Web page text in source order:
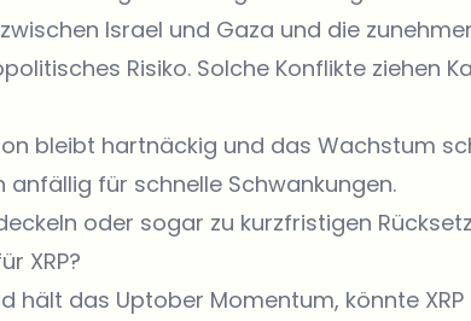
Israel und Gaza und die
Risiko. Solche Konflikte ziehen
bleibt hartnäckig und das Wachstum
für schnelle Schwankungen.
oder sogar zu kurzfristigen
XRP?
hält das Uptober Momentum, könnte